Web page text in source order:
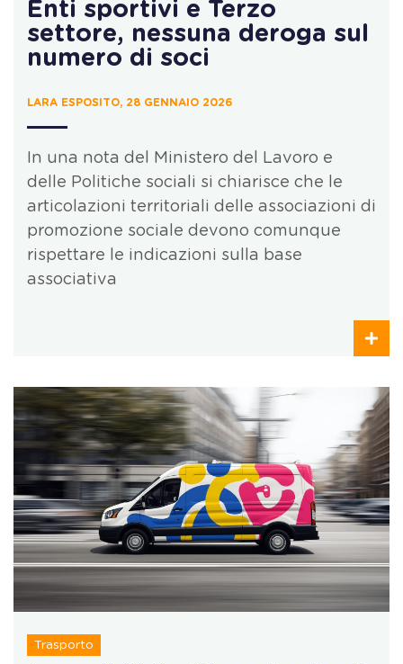
Enti sportivi e Terzo
settore, nessuna deroga sul
numero di soci
LARA ESPOSITO, 28 GENNAIO 2026
In una nota del Ministero del Lavoro e
delle Politiche sociali si chiarisce che le
articolazioni territoriali delle associazioni di
promozione sociale devono comunque
rispettare le indicazioni sulla base
associativa
Trasporto